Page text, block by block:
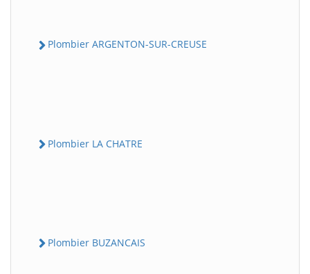
Plombier ARGENTON-SUR-CREUSE
Plombier LA CHATRE
Plombier BUZANCAIS